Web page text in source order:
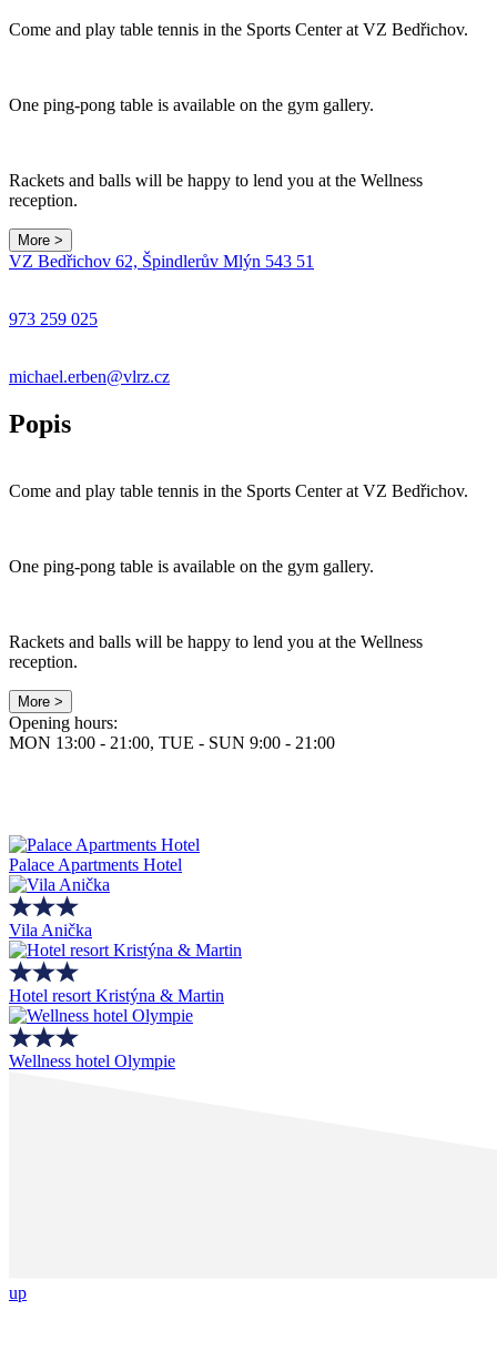
Come and play table tennis in the Sports Center at VZ Bedřichov.
One ping-pong table is available on the gym gallery.
Rackets and balls will be happy to lend you at the Wellness
reception.
More >
−
VZ Bedřichov 62, Špindlerův Mlýn 543 51
973 259 025
michael.erben@vlrz.cz
Popis
Come and play table tennis in the Sports Center at VZ Bedřichov.
One ping-pong table is available on the gym gallery.
Rackets and balls will be happy to lend you at the Wellness
reception.
More >
Opening hours:
MON 13:00 - 21:00, TUE - SUN 9:00 - 21:00
Palace Apartments Hotel
Vila Anička
Hotel resort Kristýna & Martin
Wellness hotel Olympie
up